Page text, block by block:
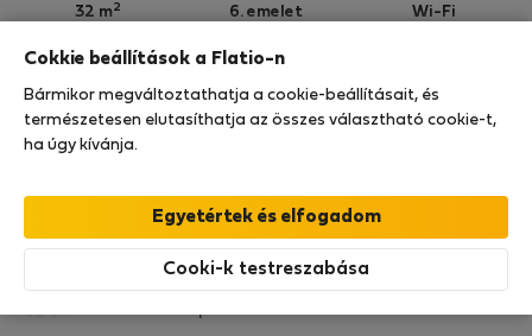
32 m2 6. emelet Wi-Fi
Az ebben az ingatlanban való tartózkodását a
StayProtection
Bérelhető lakások - Varsó-Mokotów
Ellenőrzött
Cokkie beállítások a Flatio-n
Bármikor megváltoztathatja a cookie-beállításait, és
természetesen elutasíthatja az összes választható cookie-t,
ha úgy kívánja.
Cooki-k testreszabása